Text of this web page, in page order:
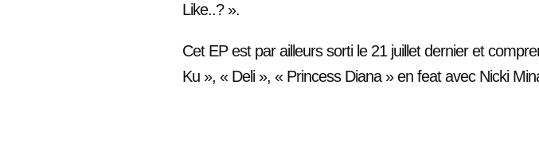
Like..? ».
Cet EP est par ailleurs sorti le 21 juillet dernier et
Ku », « Deli », « Princess Diana » en feat avec Nicki